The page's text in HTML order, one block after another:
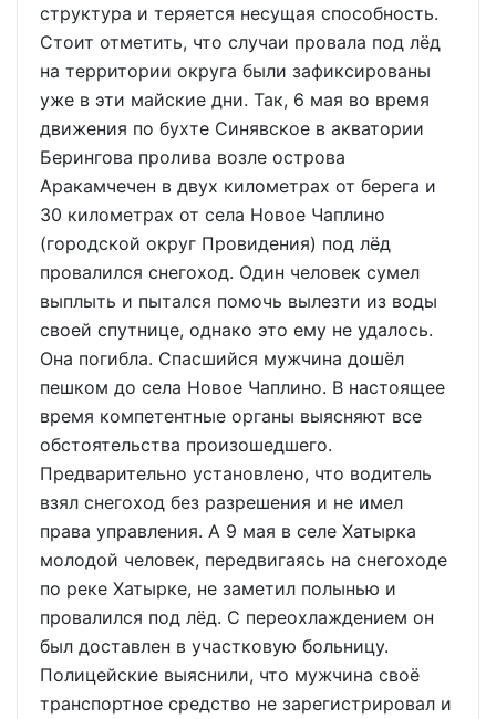
структура и теряется несущая способность.
Стоит отметить, что случаи провала под лёд
на территории округа были зафиксированы
уже в эти майские дни. Так, 6 мая во время
движения по бухте Синявское в акватории
Берингова пролива возле острова
Аракамчечен в двух километрах от берега и
30 километрах от села Новое Чаплино
(городской округ Провидения) под лёд
провалился снегоход. Один человек сумел
выплыть и пытался помочь вылезти из воды
своей спутнице, однако это ему не удалось.
Она погибла. Спасшийся мужчина дошёл
пешком до села Новое Чаплино. В настоящее
время компетентные органы выясняют все
обстоятельства произошедшего.
Предварительно установлено, что водитель
взял снегоход без разрешения и не имел
права управления. А 9 мая в селе Хатырка
молодой человек, передвигаясь на снегоходе
по реке Хатырке, не заметил полынью и
провалился под лёд. С переохлаждением он
был доставлен в участковую больницу.
Полицейские выяснили, что мужчина своё
транспортное средство не зарегистрировал и